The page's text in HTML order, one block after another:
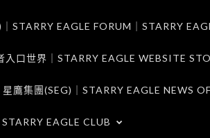
STARRY EAGLE FORUM｜STARRY
入口世界｜STARRY EAGLE WEBSITE
鷹集團(SEG)｜STARRY EAGLE NEWS
EAGLE CLUB